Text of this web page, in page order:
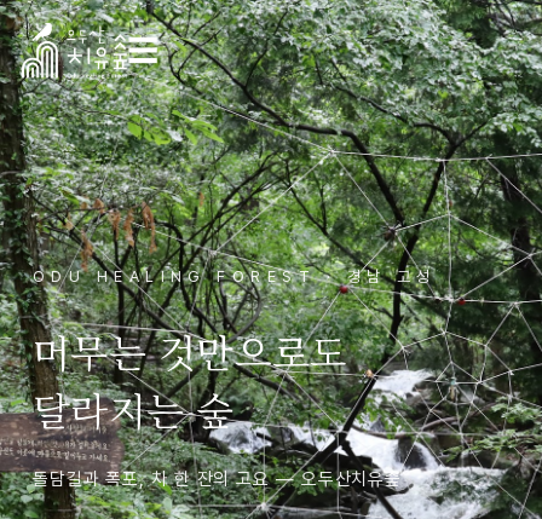
☰
ODU HEALING FOREST · 경남 고성
머무는 것만으로도
달라지는 숲
돌담길과 폭포, 차 한 잔의 고요 — 오두산치유숲